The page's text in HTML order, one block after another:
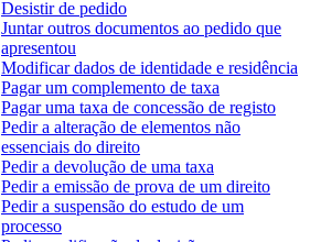
Desistir de pedido
Juntar outros documentos ao pedido que
apresentou
Modificar dados de identidade e residência
Pagar um complemento de taxa
Pagar uma taxa de concessão de registo
Pedir a alteração de elementos não
essenciais do direito
Pedir a devolução de uma taxa
Pedir a emissão de prova de um direito
Pedir a suspensão do estudo de um
processo